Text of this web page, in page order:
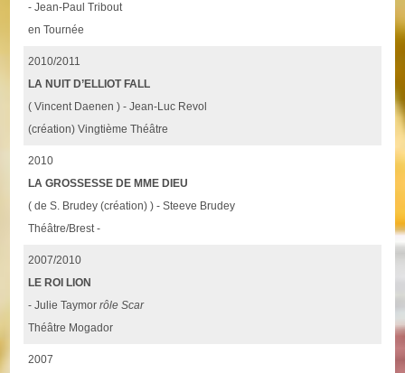
- Jean-Paul Tribout
en Tournée
2010/2011
LA NUIT D’ELLIOT FALL
( Vincent Daenen ) - Jean-Luc Revol
(création) Vingtième Théâtre
2010
LA GROSSESSE DE MME DIEU
( de S. Brudey (création) ) - Steeve Brudey
Théâtre/Brest -
2007/2010
LE ROI LION
- Julie Taymorrôle Scar
Théâtre Mogador
2007